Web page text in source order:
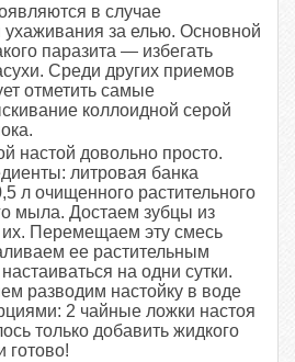
в случае
за елью. Основной
паразита — избегать
Среди других приемов
отметить самые
коллоидной серой
настой довольно просто.
литровая банка
л очищенного растительного
мыла. Достаем зубцы из
их. Перемещаем эту смесь
ее растительным
на одни сутки.
разводим настойку в воде
2 чайные ложки настоя
только добавить жидкого
готово!